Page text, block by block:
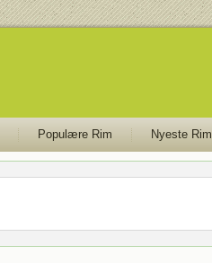
Populære Rim Nyeste Rim